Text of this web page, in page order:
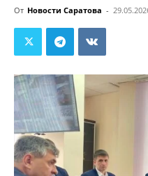
От Новости Саратова -